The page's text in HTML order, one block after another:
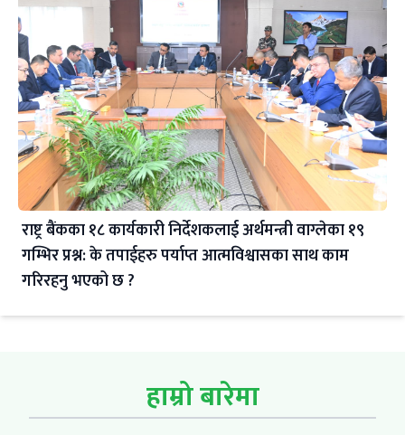
राष्ट्र बैंकका १८ कार्यकारी निर्देशकलाई अर्थमन्त्री वाग्लेका १९
गम्भिर प्रश्न: के तपाईहरु पर्याप्त आत्मविश्वासका साथ काम
गरिरहनु भएको छ ?
हाम्रो बारेमा